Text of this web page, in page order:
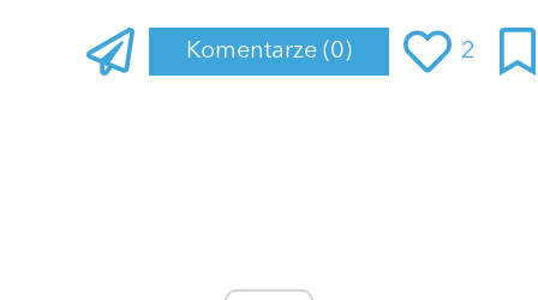
Komentarze (0) 2